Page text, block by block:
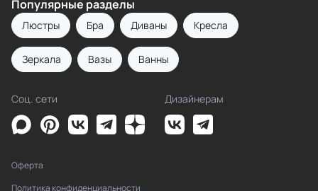
Популярные разделы
Люстры Бра Диваны Кресла
Зеркала Вазы Ванны
Соц. сети Дизайнерам
Оферта
Политика конфиденциальности